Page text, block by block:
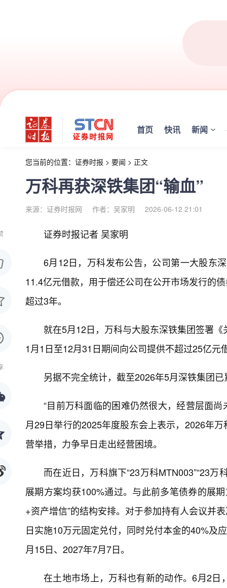
首页 快讯 新闻
您当前的位置： 证券时报 > 要闻 > 正文
万科再获深铁集团“输血”
来源：证券时报网 作者：吴家明 2026-06-12 21:01
证券时报记者 吴家明
6月12日，万科发布公告，公司第一大股东
11.4亿元借款，用于偿还公司在公开市场发行的
超过3年。
就在5月12日，万科与大股东深铁集团签署
1月1日至12月31日期间向公司提供不超过25亿元
另据不完全统计，截至2026年5月深铁集团
“目前万科面临的困难仍然很大，经营层面
月29日举行的2025年度股东会上表示，2026年
营举措，力争早日走出经营困境。
而在近日，万科旗下“23万科MTN003”“23
展期方案均获100%通过。与此前多笔债券的展
+资产增信”的结构安排。对于参加持有人会议并
日实施10万元固定兑付，同时兑付本金的40%及
月15日、2027年7月7日。
在土地市场上，万科也有新的动作。6月2